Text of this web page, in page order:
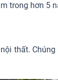
trong hơn 5
thất.